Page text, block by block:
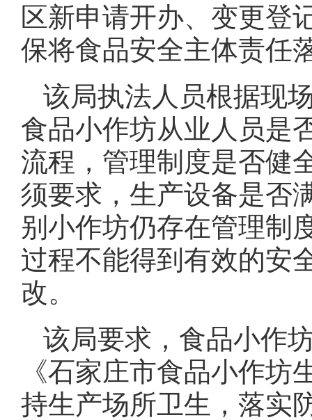
区新申请开办、变更登
保将食品安全主体责任
该局执法人员根据现
食品小作坊从业人员是
流程，管理制度是否健
须要求，生产设备是否
别小作坊仍存在管理制
过程不能得到有效的安
改。
该局要求，食品小作
《石家庄市食品小作
持生产场所卫生，落实